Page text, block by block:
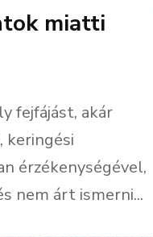
miatti
fejfájást, akár
keringési
érzékenységével,
nem árt ismerni...